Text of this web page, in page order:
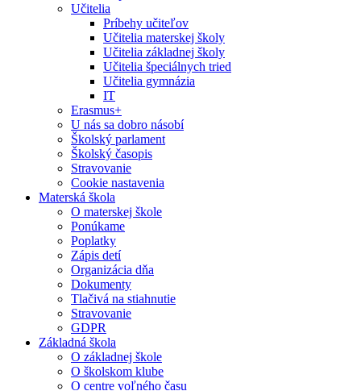
Učitelia
Príbehy učiteľov
Učitelia materskej školy
Učitelia základnej školy
Učitelia špeciálnych tried
Učitelia gymnázia
IT
Erasmus+
U nás sa dobro násobí
Školský parlament
Školský časopis
Stravovanie
Cookie nastavenia
Materská škola
O materskej škole
Ponúkame
Poplatky
Zápis detí
Organizácia dňa
Dokumenty
Tlačivá na stiahnutie
Stravovanie
GDPR
Základná škola
O základnej škole
O školskom klube
O centre voľného času